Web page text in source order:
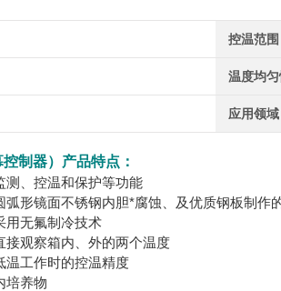
控温范围
温度均
应用领域
制器）产品特点：
、控温和保护等功能
镜面不锈钢内胆*腐蚀、及优质钢板制作的
无氟制冷技术
观察箱内、外的两个温度
工作时的控温精度
养物